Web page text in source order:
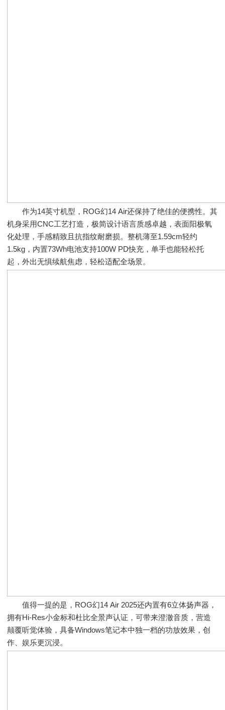
作为14英寸机型，ROG幻14 Air还保持了绝佳的便携性。其
机身采用CNC工艺打造，极简设计语言质感卓越，表面阳极氧
化处理，手感精致且抗指纹耐磨损。整机薄至1.59cm轻约
1.5kg，内置73Wh电池支持100W PD快充，单手也能轻松托
起，外出无惧续航焦虑，轻松适配全场景。
值得一提的是，ROG幻14 Air 2025还内置有6立体扬声器，
拥有Hi-Res小金标和杜比全景声认证，可带来澄澈音质，营造
颠覆听觉体验，具备Windows笔记本中独一档的功放效果，创
作、娱乐更沉浸。